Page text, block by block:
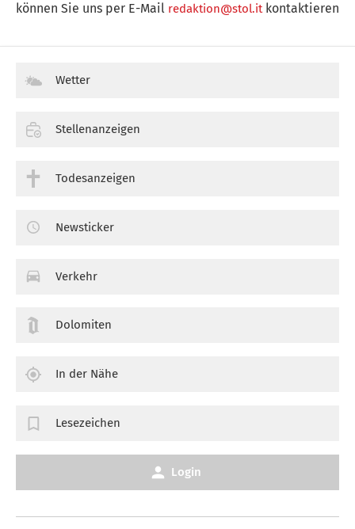
können Sie uns per E-Mail redaktion@stol.itkontaktieren
Wetter
Stellenanzeigen
Todesanzeigen
Newsticker
Verkehr
Dolomiten
In der Nähe
Lesezeichen
Login